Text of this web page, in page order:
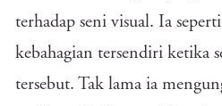
terhadap seni visual. Ia
kebahagian tersendiri ketika
tersebut. Tak lama ia